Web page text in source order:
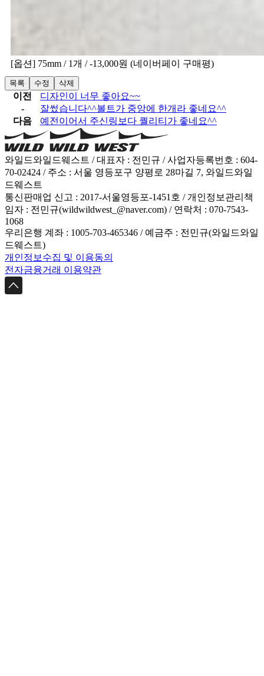
[옵션] 75mm / 1개 / -13,000원 (네이버페이 구매평)
목록 수정 삭제
이전
디자인이 너무 좋아요~~
-
잘썼습니다^^볼트가 중앙에 한개라 좋네요^^
다음
예전이어서 주신링보다 퀄리티가 좋네요^^
와일드와일드웨스트 / 대표자 : 전민규 / 사업자등록번호 : 604-
70-02424 / 주소 : 서울 영등포구 양평로 28마길 7, 와일드와일
드웨스트
통신판매업 신고 : 2017-서울영등포-1451호 / 개인정보관리책
임자 : 전민규(wildwildwest_@naver.com) / 연락처 : 070-7543-
1068
우리은행 계좌 : 1005-703-465346 / 예금주 : 전민규(와일드와일
드웨스트)
개인정보수집 및 이용동의
전자금융거래 이용약관